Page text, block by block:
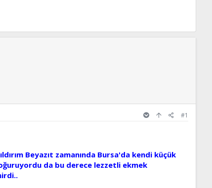
#1
Beyazıt zamanında Bursa'da kendi küçük
da bu derece lezzetli ekmek